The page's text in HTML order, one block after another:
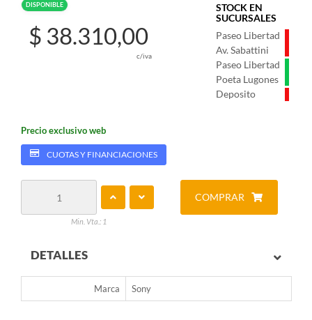
DISPONIBLE
STOCK EN
SUCURSALES
Paseo Libertad
Av. Sabattini
Paseo Libertad
Poeta Lugones
Deposito
$ 38.310,00
c/iva
Precio exclusivo web
CUOTAS Y FINANCIACIONES
Min. Vta.: 1
COMPRAR
DETALLES
Marca Sony